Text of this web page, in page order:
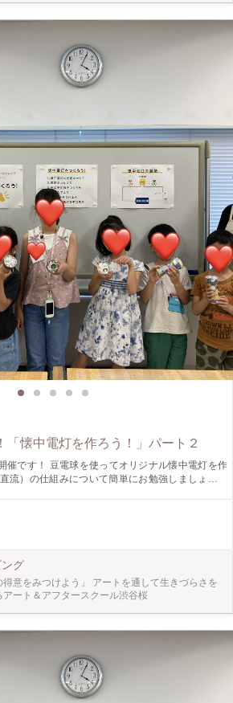
「懐中電灯を作ろう！」パート２
催です！ 豆電球を使ってオリジナル懐中電灯を作
！ この機会にぜひご参加くださ
ます。
グ
得意をみつけよう」 アートを通して生きづらさを
アート＆アフタースクール渋谷桜